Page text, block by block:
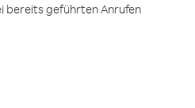
bereits geführten Anrufen